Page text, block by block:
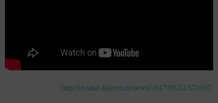
http://m.tatar-inform.ru/news/2017/09/22/573937/